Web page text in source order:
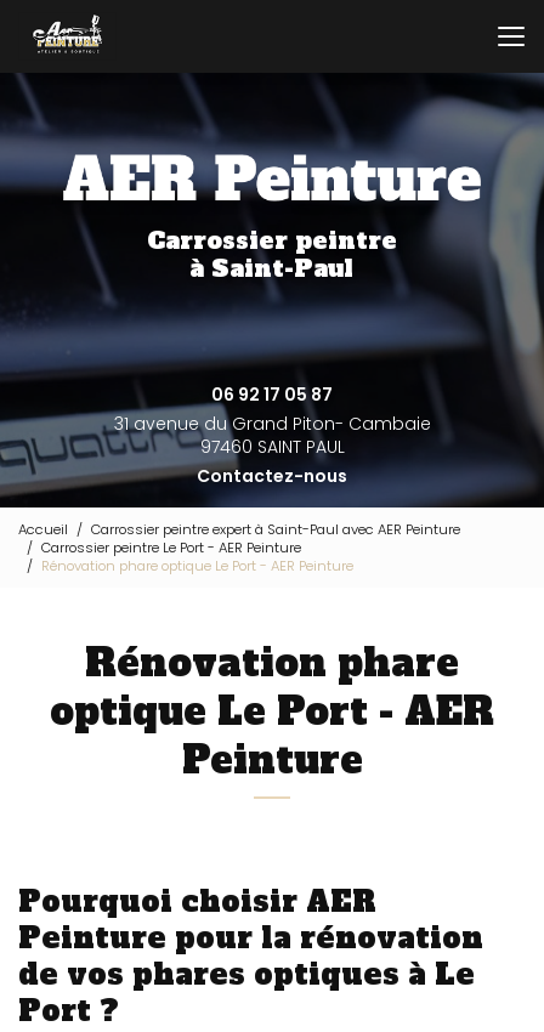
contenu
principal
Carrossier peintre
à Saint-Paul
06 92 17 05 87
31 avenue du Grand Piton- Cambaie
97460 SAINT PAUL
Contactez-nous
Accueil
Carrossier peintre expert à Saint-Paul avec AER Peinture
Carrossier peintre Le Port - AER Peinture
Rénovation phare optique Le Port - AER Peinture
Rénovation phare
optique Le Port - AER
Peinture
Pourquoi choisir AER
Peinture pour la rénovation
de vos phares optiques à Le
Port ?